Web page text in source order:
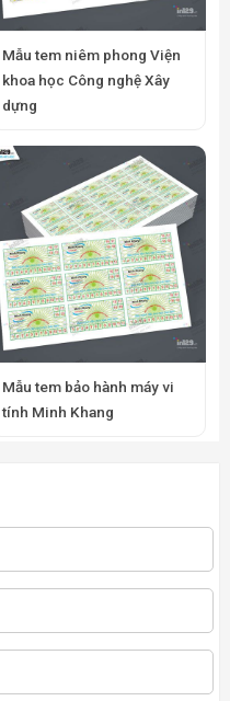
Mẫu tem niêm phong Viện
khoa học Công nghệ Xây
dựng
Mẫu tem bảo hành máy vi
tính Minh Khang